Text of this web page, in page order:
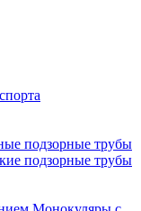
подзорные трубы
подзорные трубы